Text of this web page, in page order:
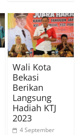
Wali Kota
Bekasi
Berikan
Langsung
Hadiah KTJ
2023
4 September